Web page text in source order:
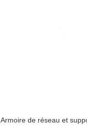
Armoire de réseau et